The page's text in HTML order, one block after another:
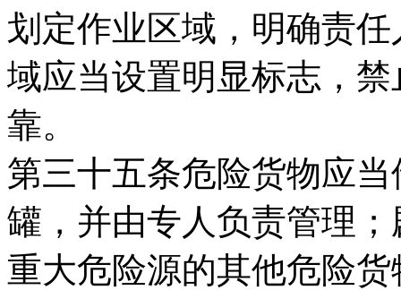
划定作业区域，明确责
域应当设置明显标志，
靠。
第三十五条危险货物应
罐，并由专人负责管理
重大危险源的其他危险